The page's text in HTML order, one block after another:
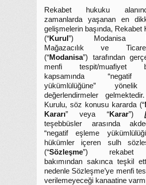
Rekabet hukuku
zamanlarda yaşanan en
gelişmelerin başında, Rekabet
(“Kurul ”) Modanisa
Mağazacılık ve
(“Modanisa”) tarafından
menfi tespit/muafiyet
kapsamında “negatif
yükümlülüğüne” yönelik
değerlendirmeler
Kurulu, söz konusu kararda (“
Kararı” veya “Karar”)
teşebbüsler arasında
“negatif eşleme
hükümler içeren sulh
(“Sözleşme”) rekabet
bakımından sakınca teşkil
nedenle Sözleşme’ye menfi
verilemeyeceği kanaatine